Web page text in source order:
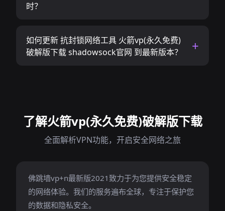
时？
如何更新 抗封锁网络工具 火箭vp(永久免费)
破解版下载 shadowsock官网 到最新版本？
了解火箭vp(永久免费)破解版下载
全面解析VPN功能，开启安全网络之旅
佛跳墙vp+n最新版2021致力于为您提供安全稳定
的网络体验。我们的服务遍布全球，专注于保护您
的数据和隐私安全。